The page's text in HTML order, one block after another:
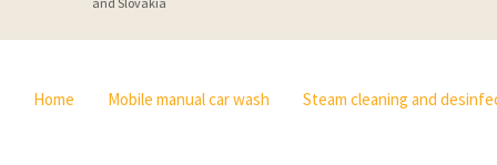
Home Mobile manual car wash Steam cleaning and